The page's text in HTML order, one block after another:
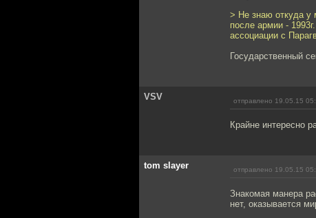
> Не знаю откуда у
после армии -
ассоциации с
Государственный
VSV отправлено 19.05.15
Крайне интересно
tom slayer отправлено 19.05.15
Знакомая манера
нет, оказывается